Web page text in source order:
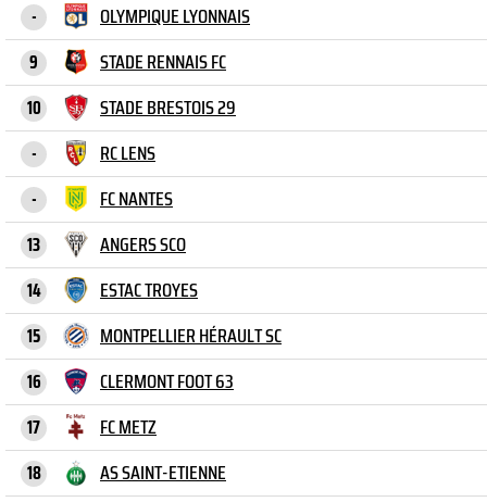
- OLYMPIQUE LYONNAIS
9 STADE RENNAIS FC
10 STADE BRESTOIS 29
- RC LENS
- FC NANTES
13 ANGERS SCO
14 ESTAC TROYES
15 MONTPELLIER HÉRAULT SC
16 CLERMONT FOOT 63
17 FC METZ
18 AS SAINT-ETIENNE